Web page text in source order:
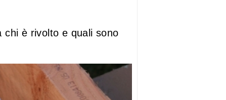
chi è rivolto e quali sono